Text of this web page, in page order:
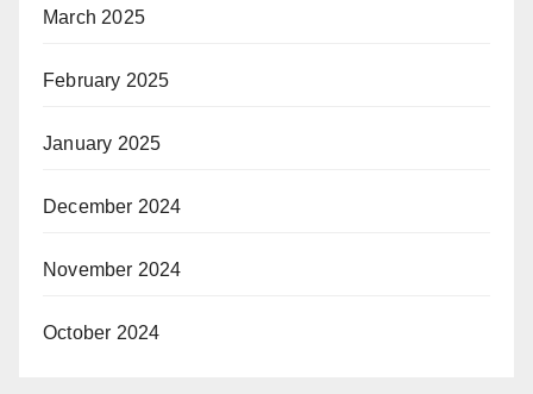
March 2025
February 2025
January 2025
December 2024
November 2024
October 2024